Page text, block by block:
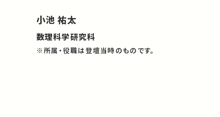
小池 祐太
数理科学研究科
※所属・役職は登壇当時のものです。